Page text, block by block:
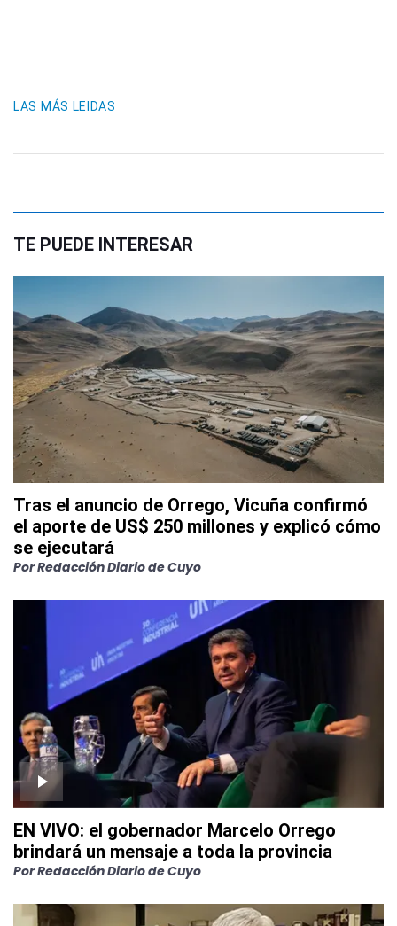
LAS MÁS LEIDAS
TE PUEDE INTERESAR
Tras el anuncio de Orrego, Vicuña confirmó
el aporte de US$ 250 millones y explicó cómo
se ejecutará
PorRedacción Diario de Cuyo
EN VIVO: el gobernador Marcelo Orrego
brindará un mensaje a toda la provincia
PorRedacción Diario de Cuyo